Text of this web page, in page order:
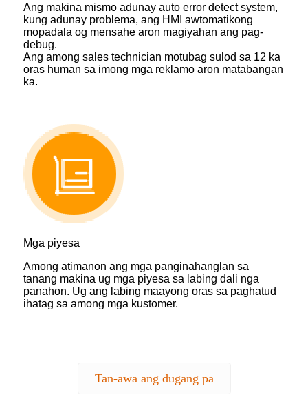
Ang makina mismo adunay auto error detect system,
kung adunay problema, ang HMI awtomatikong
mopadala og mensahe aron magiyahan ang pag-
debug.
Ang among sales technician motubag sulod sa 12 ka
oras human sa imong mga reklamo aron matabangan
ka.
Mga piyesa
Among atimanon ang mga panginahanglan sa
tanang makina ug mga piyesa sa labing dali nga
panahon. Ug ang labing maayong oras sa paghatud
ihatag sa among mga kustomer.
Tan-awa ang dugang pa